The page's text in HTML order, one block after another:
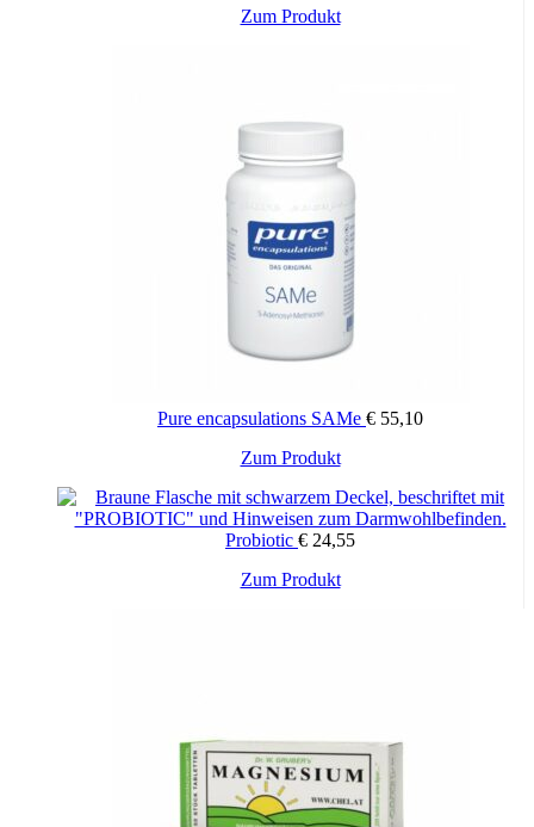
Zum ProduktDieses
auf.
Optionen
können
der
Produktseite
gewählt
werden
Pure encapsulations SAMe € 55,10
Zum Produkt
Probiotic € 24,55
Zum Produkt